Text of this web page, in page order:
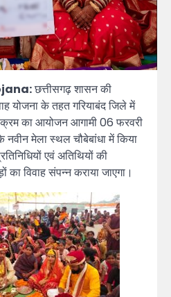
छत्तीसगढ़ शासन की
योजना के तहत गरियाबंद जिले में
का आयोजन आगामी 06 फरवरी
मेला स्थल चौबेबांधा में किया
एवं अतिथियों की
विवाह संपन्न कराया जाएगा।